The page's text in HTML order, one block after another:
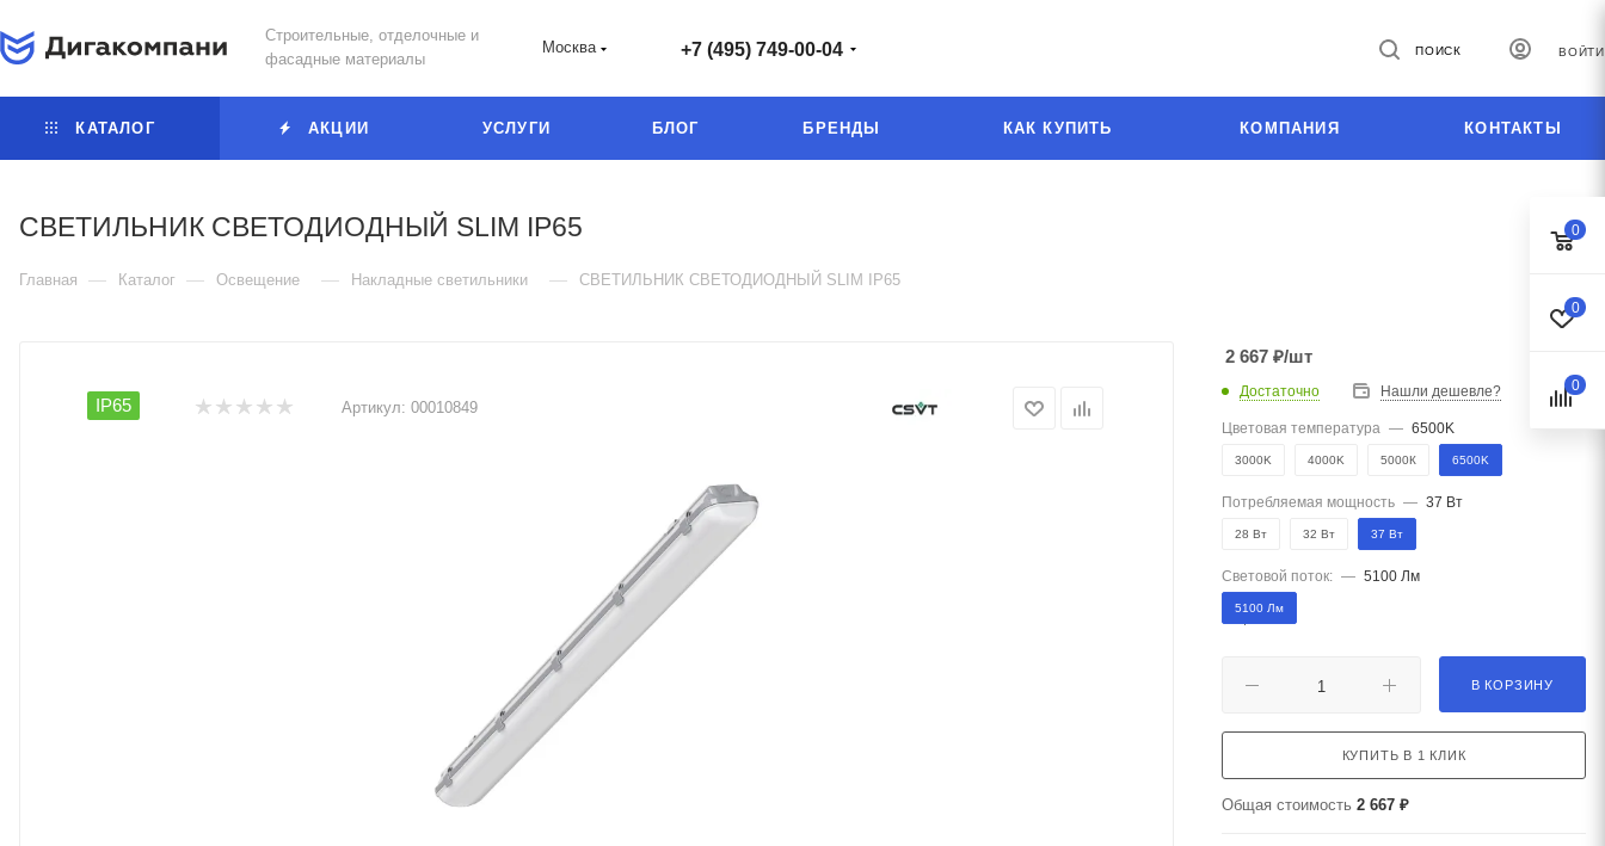
Строительные, отделочные и
фасадные материалы
Москва +7 (495) 749-00-04 ПОИСК ВОЙТИ
КАТАЛОГ АКЦИИ УСЛУГИ БЛОГ БРЕНДЫ КАК КУПИТЬ КОМПАНИЯ КОНТАКТЫ
СВЕТИЛЬНИК СВЕТОДИОДНЫЙ SLIM IP65
Главная — Каталог — Освещение — Накладные светильники — СВЕТИЛЬНИК СВЕТОДИОДНЫЙ SLIM IP65
IP65 Артикул: 00010849
2 667 ₽/шт
Достаточно Нашли дешевле?
Цветовая температура — 6500K
3000K 4000K 5000К 6500K
Потребляемая мощность — 37 Вт
28 Вт 32 Вт 37 Вт
Световой поток: — 5100 Лм
5100 Лм
В КОРЗИНУ
КУПИТЬ В 1 КЛИК
Общая стоимость 2 667 ₽
0
0
0